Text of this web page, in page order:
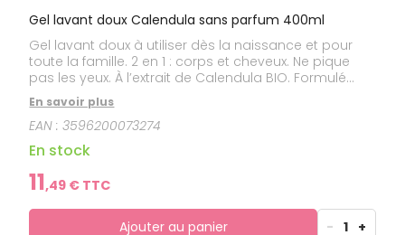
Gel lavant doux Calendula sans parfum 400ml
Gel lavant doux à utiliser dès la naissance et pour
toute la famille. 2 en 1 : corps et cheveux. Ne pique
pas les yeux. À l’extrait de Calendula BIO. Formulé
sans alcool et sans parfum.
En savoir plus
EAN :3596200073274
En stock
11,49 € TTC
Ajouter au panier - 1 +